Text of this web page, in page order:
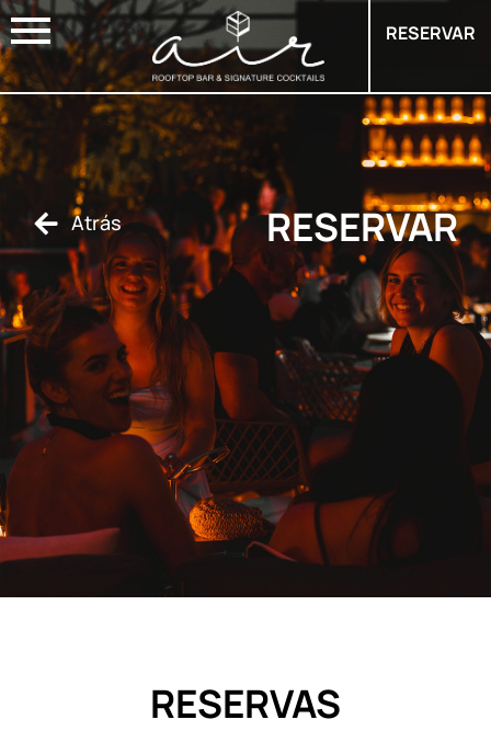
RESERVAR
Atrás RESERVAR
RESERVAS